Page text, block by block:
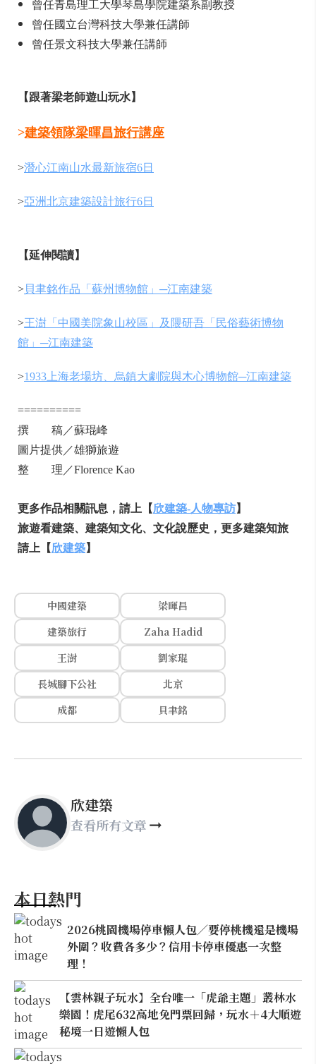
曾任青島理工大學琴島學院建築系副教授
曾任國立台灣科技大學兼任講師
曾任景文科技大學兼任講師
【跟著梁老師遊山玩水】
>建築領隊梁暉昌旅行講座
>潛心江南山水最新旅宿6日
>亞洲北京建築設計旅行6日
【延伸閱讀】
>貝聿銘作品「蘇州博物館」─江南建築
>王澍「中國美院象山校區」及隈研吾「民俗藝術博物
館」─江南建築
>1933上海老場坊、烏鎮大劇院與木心博物館─江南建築
==========
撰 稿／蘇琨峰
圖片提供／雄獅旅遊
整 理／Florence Kao
更多作品相關訊息，請上【欣建築-人物專訪】
旅遊看建築、建築知文化、文化說歷史，更多建築知旅
請上【欣建築】
中國建築
梁暉昌
建築旅行
Zaha Hadid
王澍
劉家琨
長城腳下公社
北京
成都
貝聿銘
欣建築
查看所有文章
本日熱門
2026桃園機場停車懶人包／要停桃機還是機場
外圍？收費各多少？信用卡停車優惠一次整
理！
【雲林親子玩水】全台唯一「虎爺主題」叢林水
樂園！虎尾632高地免門票回歸，玩水＋4大順遊
秘境一日遊懶人包